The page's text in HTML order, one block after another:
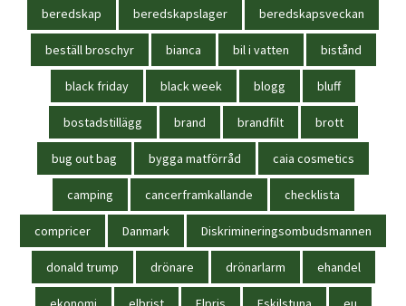
beredskap beredskapslager beredskapsveckan
beställ broschyr bianca bil i vatten bistånd
black friday black week blogg bluff
bostadstillägg brand brandfilt brott
bug out bag bygga matförråd caia cosmetics
camping cancerframkallande checklista
compricer Danmark Diskrimineringsombudsmannen
donald trump drönare drönarlarm ehandel